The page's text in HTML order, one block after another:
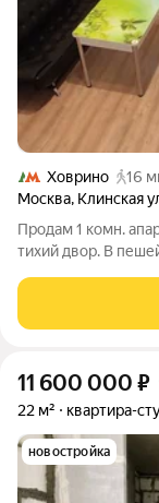
Ховрино
16
Москва, Клинская
Продам 1 комн.
тихий двор. В
и
для безопасного
11 600 000 ₽
22 м² квартира-
новостройка